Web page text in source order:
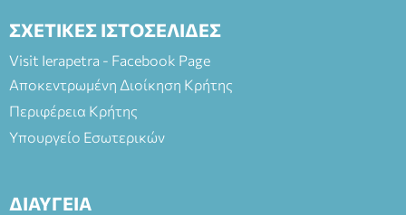
ΣΧΕΤΙΚΕΣ ΙΣΤΟΣΕΛΙΔΕΣ
Visit Ierapetra - Facebook Page
Αποκεντρωμένη Διοίκηση Κρήτης
Περιφέρεια Κρήτης
Υπουργείο Εσωτερικών
ΔΙΑΥΓΕΙΑ